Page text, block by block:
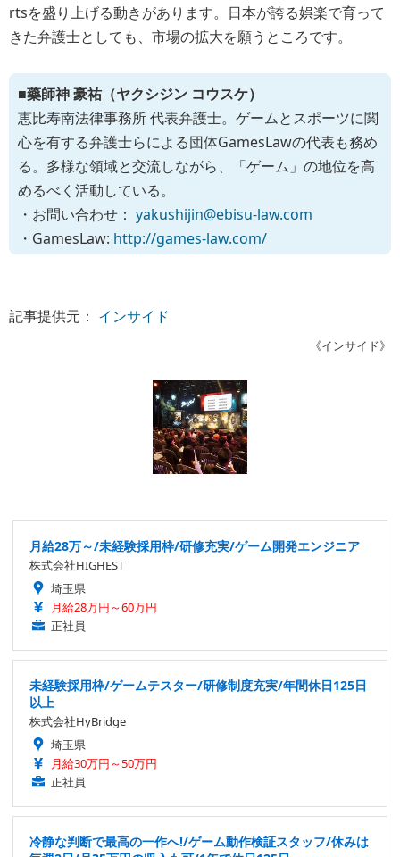
rtsを盛り上げる動きがあります。日本が誇る娯楽で育って
きた弁護士としても、市場の拡大を願うところです。
■藥師神 豪祐（ヤクシジン コウスケ）
恵比寿南法律事務所 代表弁護士。ゲームとスポーツに関
心を有する弁護士らによる団体GamesLawの代表も務め
る。多様な領域と交流しながら、「ゲーム」の地位を高
めるべく活動している。
・お問い合わせ： yakushijin@ebisu-law.com
・GamesLaw: http://games-law.com/
記事提供元： インサイド
《インサイド》
月給28万～/未経験採用枠/研修充実/ゲーム開発エンジニア
株式会社HIGHEST
埼玉県
月給28万円～60万円
正社員
未経験採用枠/ゲームテスター/研修制度充実/年間休日125日
以上
株式会社HyBridge
埼玉県
月給30万円～50万円
正社員
冷静な判断で最高の一作へ!/ゲーム動作検証スタッフ/休みは